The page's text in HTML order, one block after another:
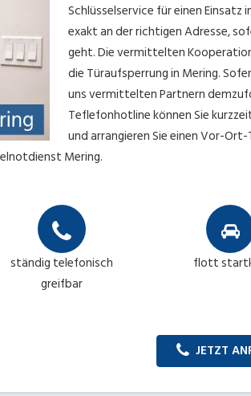
Schlüsselservice für einen Einsatz
exakt an der richtigen Adresse,
geht. Die vermittelten
die Türaufsperrung in Mering.
uns vermittelten Partnern
Teflefonhotline können Sie
und arrangieren Sie einen Vor-
Mering.
ständig telefonisch
greifbar
flott
JETZT